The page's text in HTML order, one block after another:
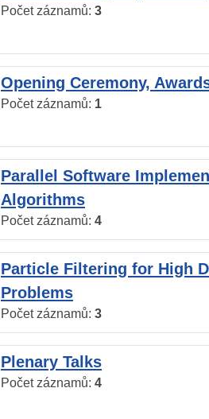
Počet záznamů: 3
Opening Ceremony,
Počet záznamů: 1
Parallel Software
Algorithms
Počet záznamů: 4
Particle Filtering for High
Problems
Počet záznamů: 3
Plenary Talks
Počet záznamů: 4